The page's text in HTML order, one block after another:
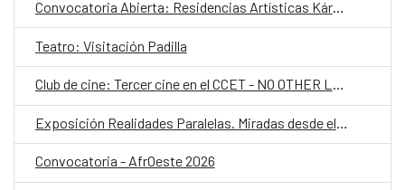
Convocatoria Abierta: Residencias Artísticas Kárstica 2026 (España)
Teatro: Visitación Padilla
Club de cine: Tercer cine en el CCET - NO OTHER LAND
Exposición Realidades Paralelas. Miradas desde el ocultamiento
Convocatoria - AfrOeste 2026